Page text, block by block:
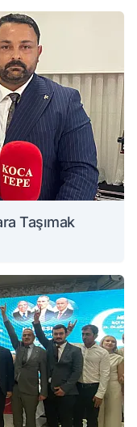
Taşımak